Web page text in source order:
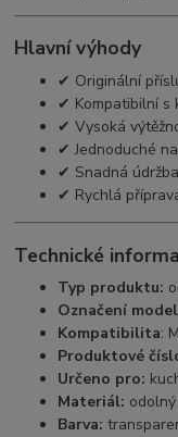
Hlavní výhody
✔ Originální
✔ Kompatibilní s
✔ Vysoká
✔ Jednoduché
✔ Snadná
✔ Rychlá
Technické
Typ produktu:
Označení
Kompatibilita:
Produktové
Určeno pro:
Materiál:
Barva: